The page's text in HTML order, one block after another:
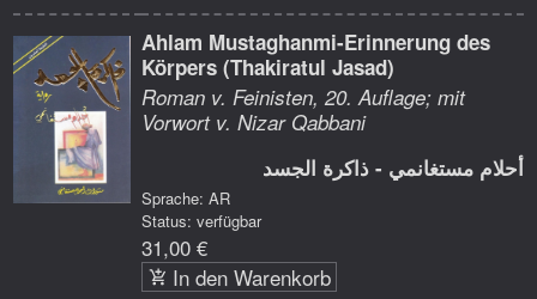
Ahlam Mustaghanmi-Erinnerung des
Körpers (Thakiratul Jasad)
Roman v. Feinisten, 20. Auflage; mit
Vorwort v. Nizar Qabbani
أحلام مستغانمي - ذاكرة الجسد
Sprache: AR
Status: verfügbar
31,00 €
In den Warenkorb